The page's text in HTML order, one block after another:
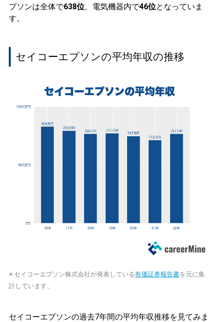
プソンは全体で638位、電気機器内で46位となっていま
す。
セイコーエプソンの平均年収の推移
※ セイコーエプソン株式会社が発表している有価証券報告書を元に集
計しています。
セイコーエプソンの過去7年間の平均年収推移を見てみま